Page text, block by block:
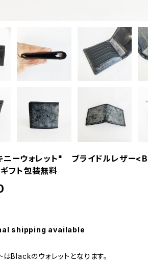
ニーウォレット" ブライドルレザー
フト包装無料
shipping available
Blackのウォレットとなります。